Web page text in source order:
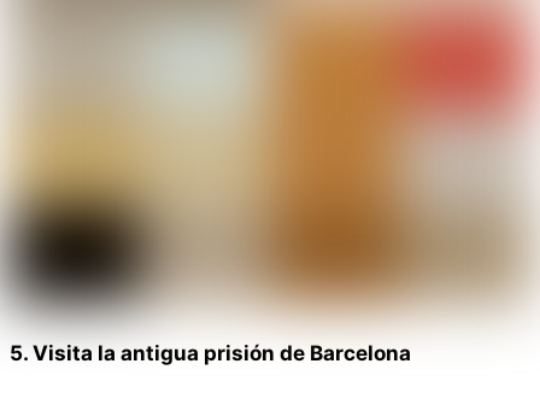
5. Visita la antigua prisión de Barcelona